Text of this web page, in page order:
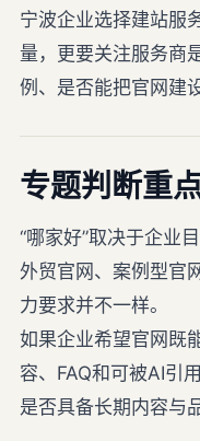
宁波企业选择建站服
量，更要关注服务商
例、是否能把官网建
专题判断重
“哪家好”取决于企业
外贸官网、案例型官
力要求并不一样。
如果企业希望官网既
容、FAQ和可被AI引
是否具备长期内容与